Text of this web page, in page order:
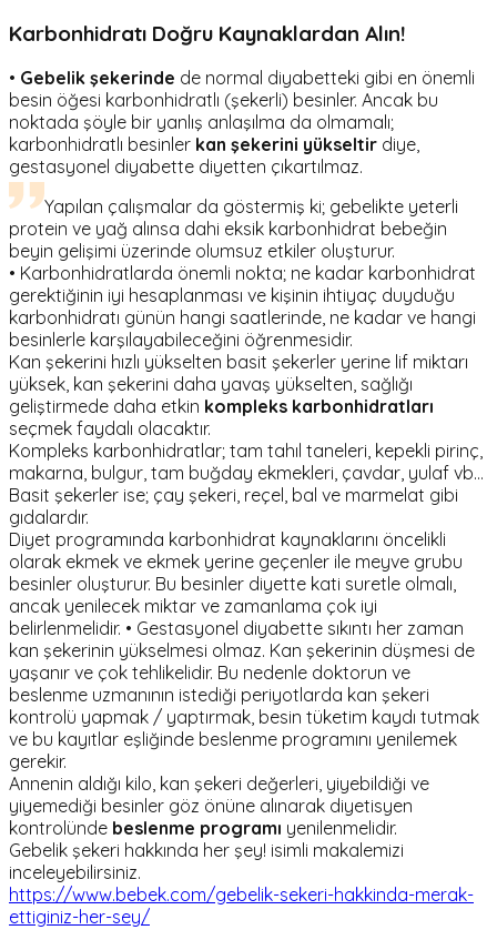
Karbonhidratı Doğru Kaynaklardan Alın!
• Gebelik şekerinde de normal diyabetteki gibi en önemli
besin öğesi karbonhidratlı (şekerli) besinler. Ancak bu
noktada şöyle bir yanlış anlaşılma da olmamalı;
karbonhidratlı besinler kan şekerini yükseltir diye,
gestasyonel diyabette diyetten çıkartılmaz.
Yapılan çalışmalar da göstermiş ki; gebelikte yeterli
protein ve yağ alınsa dahi eksik karbonhidrat bebeğin
beyin gelişimi üzerinde olumsuz etkiler oluşturur.
• Karbonhidratlarda önemli nokta; ne kadar karbonhidrat
gerektiğinin iyi hesaplanması ve kişinin ihtiyaç duyduğu
karbonhidratı günün hangi saatlerinde, ne kadar ve hangi
besinlerle karşılayabileceğini öğrenmesidir.
Kan şekerini hızlı yükselten basit şekerler yerine lif miktarı
yüksek, kan şekerini daha yavaş yükselten, sağlığı
geliştirmede daha etkin kompleks karbonhidratları
seçmek faydalı olacaktır.
Kompleks karbonhidratlar; tam tahıl taneleri, kepekli pirinç,
makarna, bulgur, tam buğday ekmekleri, çavdar, yulaf vb…
Basit şekerler ise; çay şekeri, reçel, bal ve marmelat gibi
gıdalardır.
Diyet programında karbonhidrat kaynaklarını öncelikli
olarak ekmek ve ekmek yerine geçenler ile meyve grubu
besinler oluşturur. Bu besinler diyette kati suretle olmalı,
ancak yenilecek miktar ve zamanlama çok iyi
belirlenmelidir. • Gestasyonel diyabette sıkıntı her zaman
kan şekerinin yükselmesi olmaz. Kan şekerinin düşmesi de
yaşanır ve çok tehlikelidir. Bu nedenle doktorun ve
beslenme uzmanının istediği periyotlarda kan şekeri
kontrolü yapmak / yaptırmak, besin tüketim kaydı tutmak
ve bu kayıtlar eşliğinde beslenme programını yenilemek
gerekir.
Annenin aldığı kilo, kan şekeri değerleri, yiyebildiği ve
yiyemediği besinler göz önüne alınarak diyetisyen
kontrolünde beslenme programı yenilenmelidir.
Gebelik şekeri hakkında her şey! isimli makalemizi
inceleyebilirsiniz.
https://www.bebek.com/gebelik-sekeri-hakkinda-merak-
ettiginiz-her-sey/